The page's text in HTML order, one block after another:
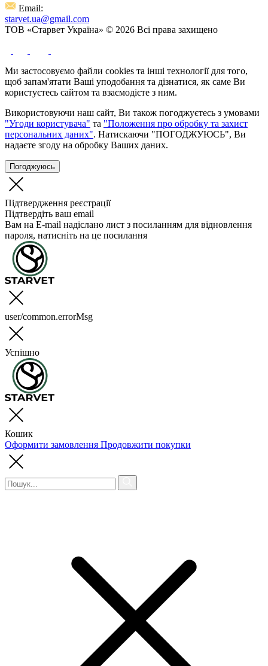
Email:
starvet.ua@gmail.com
ТОВ «Старвет Україна» © 2026 Всі права захищено
Ми застосовуємо файли cookies та інші технології для того,
щоб запам'ятати Ваші уподобання та дізнатися, як саме Ви
користуєтесь сайтом та взаємодієте з ним.
Використовуючи наш сайт, Ви також погоджуєтесь з умовами
"Угоди користувача" та "Положення про обробку та захист
персональних даних". Натискаючи "ПОГОДЖУЮСЬ", Ви
надаєте згоду на обробку Ваших даних.
Погоджуюсь
Підтвердження реєстрації
Підтвердіть ваш email
Вам на E-mail надіслано лист з посиланням для відновлення
пароля, натисніть на це посилання
user/common.errorMsg
Успішно
Кошик
Оформити замовлення Продовжити покупки